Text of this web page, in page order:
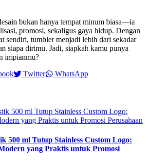
bukan hanya tempat minum biasa—ia
promosi, sekaligus gaya hidup. Dengan
sendiri, tumbler menjadi lebih dari sekadar
siapa dirimu. Jadi, siapkah kamu punya
impianmu?
Twitter WhatsApp
500 ml Tutup Stainless Custom Logo:
yang Praktis untuk Promosi